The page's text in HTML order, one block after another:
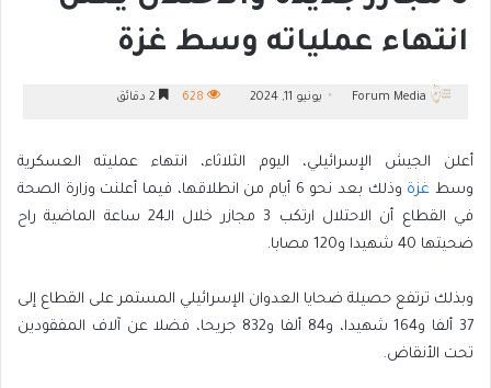
انتهاء عملياته وسط غزة
Forum Media يونيو 11, 2024
أعلن الجيش الإسرائيلي، اليوم الثلاثاء، انتهاء عمليته العسكرية
وسط غزة
وذلك بعد نحو 6 أيام من انطلاقها، فيما أعلنت وزارة الصحة
في القطاع أن الاحتلال ارتكب 3 مجازر خلال الـ24 ساعة الماضية راح
ضحيتها 40 شهيدا و120 مصابا.
وبذلك ترتفع حصيلة ضحايا العدوان الإسرائيلي المستمر على القطاع إلى
37 ألفا و164 شهيدا، و84 ألفا و832 جريحا، فضلا عن آلاف المفقودين
تحت الأنقاض.